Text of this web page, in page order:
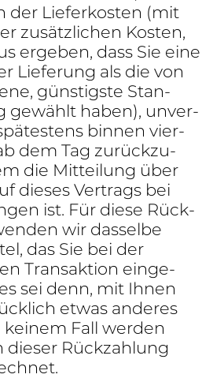
der Liefer­kosten (mit
zusätz­li­chen Kosten,
ergeben, dass Sie eine
Liefe­rung als die von
güns­tigste Stan­
gewählt haben), unver­
binnen vier­
dem Tag zurück­zu­
die Mittei­lung über
dieses Vertrags bei
ist. Für diese Rück­
wir dasselbe
das Sie bei der
Trans­ak­tion einge­
sei denn, mit Ihnen
etwas anderes
Fall werden
dieser Rück­zah­lung